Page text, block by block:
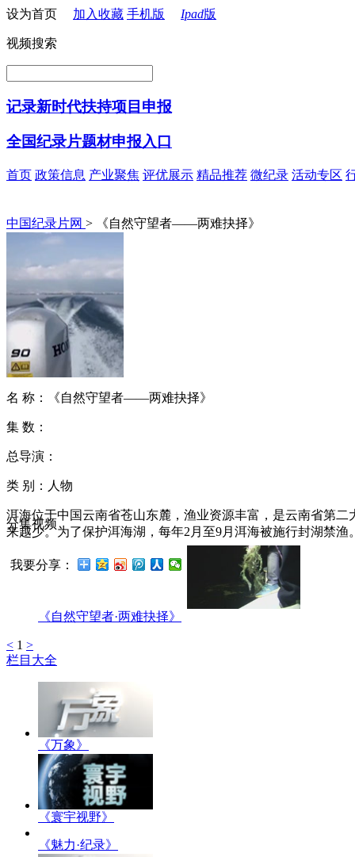
设为首页 加入收藏 手机版 Ipad版
视频搜索
记录新时代扶持项目申报
全国纪录片题材申报入口
首页 政策信息 产业聚焦 评优展示 精品推荐 微纪录 活动专区
中国纪录片网 > 《自然守望者——两难抉择》
名 称： 《自然守望者——两难抉择》
集 数：
总导演：
类 别：人物
洱海位于中国云南省苍山东麓，渔业资源丰富，是云南省第
来越少。为了保护洱海湖，每年2月至9月洱海被施行封湖禁
我要分享：
分集视频
《自然守望者·两难抉择》
< 1 >
栏目大全
《万象》
《寰宇视野》
《魅力·纪录》